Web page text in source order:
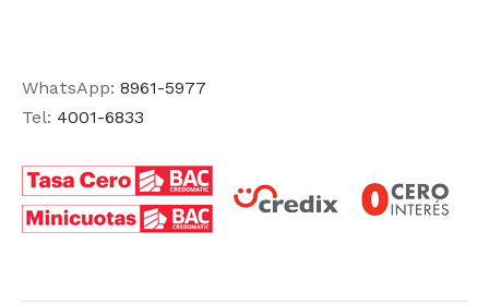
WhatsApp: 8961-5977
Tel: 4001-6833